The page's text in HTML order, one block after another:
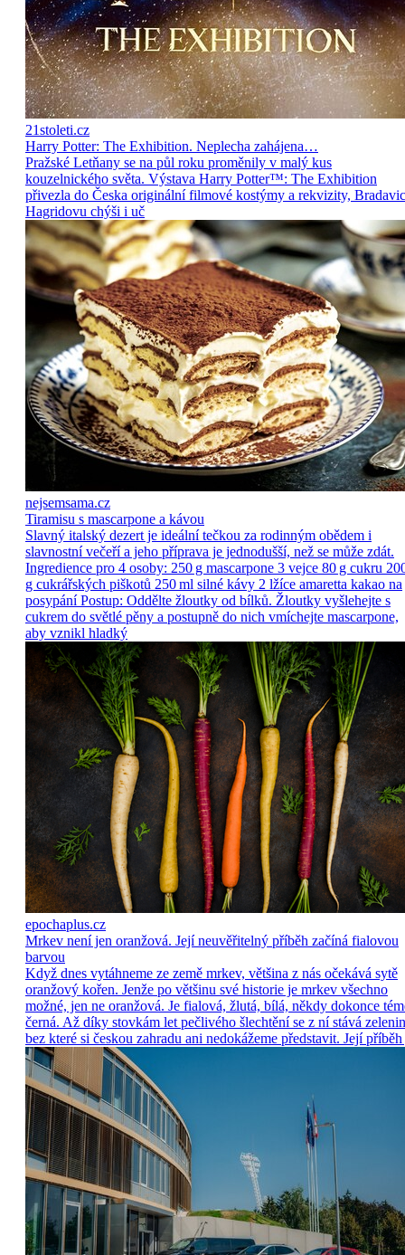
21stoleti.cz
Harry Potter: The Exhibition. Neplecha zahájena…
Pražské Letňany se na půl roku proměnily v malý kus
kouzelnického světa. Výstava Harry Potter™: The Exhibition
přivezla do Česka originální filmové kostýmy a rekvizity,
Hagridovu chýši i uč
nejsemsama.cz
Tiramisu s mascarpone a kávou
Slavný italský dezert je ideální tečkou za rodinným obědem i
slavnostní večeří a jeho příprava je jednodušší, než se může zdát.
Ingredience pro 4 osoby: 250 g mascarpone 3 vejce 80 g cukru
g cukrářských piškotů 250 ml silné kávy 2 lžíce amaretta kakao na
posypání Postup: Oddělte žloutky od bílků. Žloutky vyšlehejte s
cukrem do světlé pěny a postupně do nich vmíchejte mascarpone,
aby vznikl hladký
epochaplus.cz
Mrkev není jen oranžová. Její neuvěřitelný příběh začíná fialovou
barvou
Když dnes vytáhneme ze země mrkev, většina z nás očekává sytě
oranžový kořen. Jenže po většinu své historie je mrkev všechno
možné, jen ne oranžová. Je fialová, žlutá, bílá, někdy dokonce
černá. Až díky stovkám let pečlivého šlechtění se z ní stává
bez které si českou zahradu ani nedokážeme představit. Její příběh